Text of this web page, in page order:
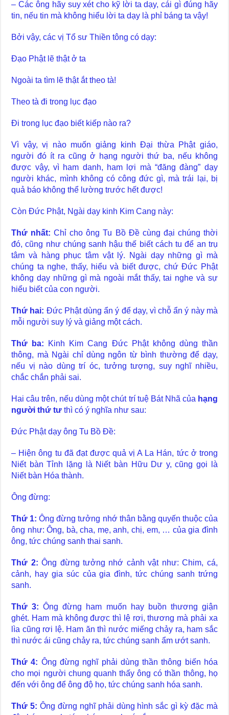
– Các ông hãy suy xét cho kỹ lời ta dạy, cái gì đúng hãy
tin, nếu tin mà không hiểu lời ta dạy là phỉ báng ta vậy!
Bởi vậy, các vị Tổ sư Thiền tông có dạy:
Đạo Phật lẽ thật ở ta
Ngoài ta tìm lẽ thật ắt theo tà!
Theo tà đi trong lục đạo
Đi trong lục đạo biết kiếp nào ra?
Vì vậy, vị nào muốn giảng kinh Đại thừa Phật giáo,
người đó ít ra cũng ở hạng người thứ ba, nếu không
được vậy, vì ham danh, ham lợi mà “đăng đàng” dạy
người khác, mình không có công đức gì, mà trái lại, bị
quả báo không thể lường trước hết được!
Còn Đức Phật, Ngài dạy kinh Kim Cang này:
Thứ nhất: Chỉ cho ông Tu Bồ Đề cùng đại chúng thời
đó, cũng như chúng sanh hậu thế biết cách tu để an trụ
tâm và hàng phục tâm vật lý. Ngài dạy những gì mà
chúng ta nghe, thấy, hiểu và biết được, chứ Đức Phật
không dạy những gì mà ngoài mắt thấy, tai nghe và sự
hiểu biết của con người.
Thứ hai: Đức Phật dùng ẩn ý để dạy, vì chỗ ẩn ý này mà
mỗi người suy lý và giảng một cách.
Thứ ba: Kinh Kim Cang Đức Phật không dùng thần
thông, mà Ngài chỉ dùng ngôn từ bình thường để dạy,
nếu vị nào dùng trí óc, tưởng tượng, suy nghĩ nhiều,
chắc chắn phải sai.
Hai câu trên, nếu dùng một chút trí tuệ Bát Nhã của hạng
người thứ tư thì có ý nghĩa như sau:
Đức Phật dạy ông Tu Bồ Đề:
– Hiện ông tu đã đạt được quả vị A La Hán, tức ở trong
Niết bàn Tỉnh lặng là Niết bàn Hữu Dư y, cũng gọi là
Niết bàn Hóa thành.
Ông đừng:
Thứ 1: Ông đừng tưởng nhớ thân bằng quyến thuộc của
ông như: Ông, bà, cha, mẹ, anh, chị, em, … của gia đình
ông, tức chúng sanh thai sanh.
Thứ 2: Ông đừng tưởng nhớ cảnh vật như: Chim, cá,
cảnh, hay gia súc của gia đình, tức chúng sanh trứng
sanh.
Thứ 3: Ông đừng ham muốn hay buồn thương giận
ghét. Ham mà không được thì lệ rơi, thương mà phải xa
lìa cũng rơi lệ. Ham ăn thì nước miếng chảy ra, ham sắc
thì nước ái cũng chảy ra, tức chúng sanh ẩm ướt sanh.
Thứ 4: Ông đừng nghĩ phải dùng thần thông biến hóa
cho mọi người chung quanh thấy ông có thần thông, họ
đến với ông để ông độ họ, tức chúng sanh hóa sanh.
Thứ 5: Ông đừng nghĩ phải dùng hình sắc gì kỳ đặc mà